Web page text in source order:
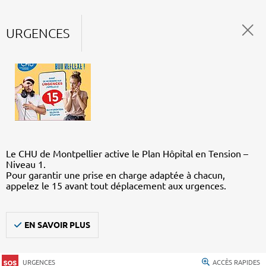
URGENCES
Le CHU de Montpellier active le Plan Hôpital en Tension –
Niveau 1.
Pour garantir une prise en charge adaptée à chacun,
appelez le 15 avant tout déplacement aux urgences.
EN SAVOIR PLUS
URGENCES ACCÈS RAPIDES